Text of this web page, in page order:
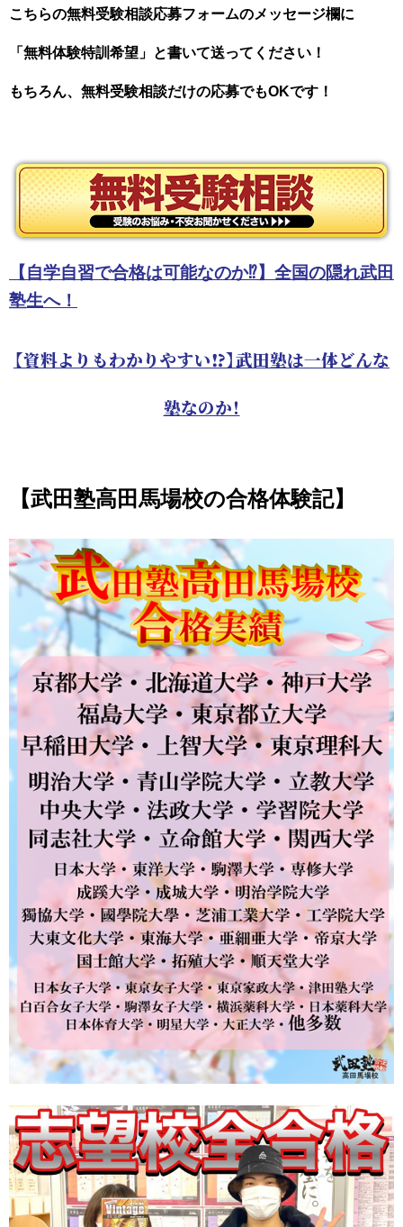
こちらの無料受験相談応募フォームのメッセージ欄に
「無料体験特訓希望」と書いて送ってください！
もちろん、無料受験相談だけの応募でもOKです！
【自学自習で合格は可能なのか⁉】全国の隠れ武田
塾生へ！
【資料よりもわかりやすい⁉】武田塾は一体どんな
塾なのか！
【武田塾高田馬場校の合格体験記】